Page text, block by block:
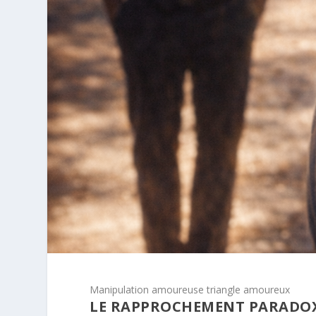
Manipulation amoureuse triangle amoureux
LE RAPPROCHEMENT